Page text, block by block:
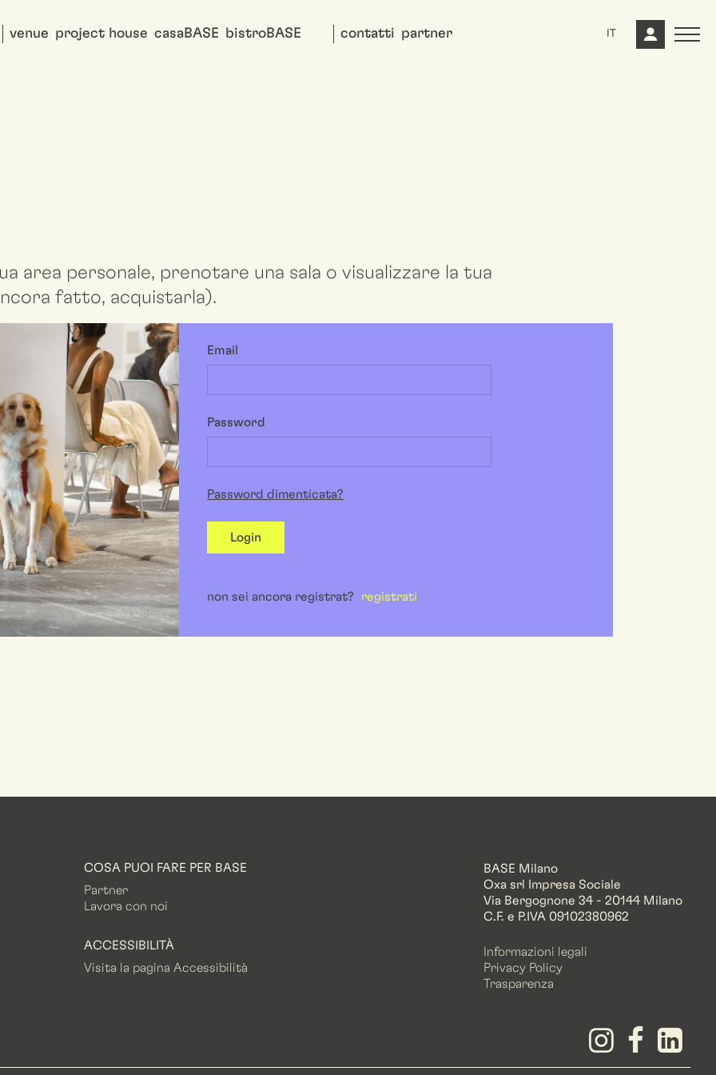
venue project house casaBASE bistroBASE contatti partner IT
area personale, prenotare una sala o visualizzare la tua
fatto, acquistarla).
Email
Password
Password dimenticata?
Login
non sei ancora registrat? registrati
COSA PUOI FARE PER BASE
Partner
Lavora con noi
ACCESSIBILITÀ
Visita la pagina Accessibilità
BASE Milano
Oxa srl Impresa Sociale
Via Bergognone 34 - 20144 Milano
C.F. e P.IVA 09102380962
Informazioni legali
Privacy Policy
Trasparenza